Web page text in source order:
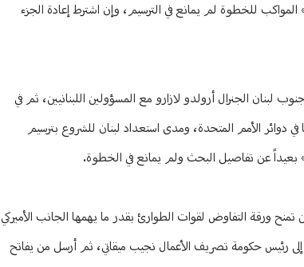
المواكب للخطوة لم يمانع في الترسيم، وإن اشترط إعادة الجزء
لبنان الجنرال أرولدو لازارو مع المسؤولين اللبنانيين، ثم في
في دوائر الأمم المتحدة، ومدى استعداد لبنان للشروع بترسيم
بعيداً عن تفاصيل البحث ولم يمانع في الخطوة.
تمنح ورقة التفاوض لقوات الطوارئ بقدر ما يهمها الجانب الأميركي
رئيس حكومة تصريف الأعمال نجيب ميقاتي، ثم أرسل من يفاتح